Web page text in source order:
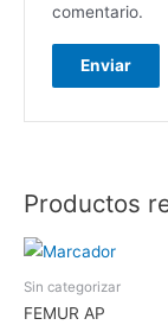
comentario.
Productos
Sin categorizar
FEMUR AP